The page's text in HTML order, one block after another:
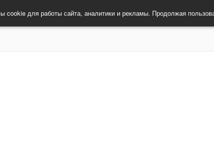
для работы сайта, аналитики и рекламы. Продолжая